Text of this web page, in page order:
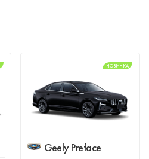
НОВИНКА
Geely Preface